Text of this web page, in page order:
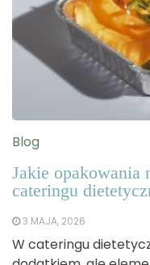
Blog
Jakie opakowania
cateringu
3 MAJA, 2026
W cateringu